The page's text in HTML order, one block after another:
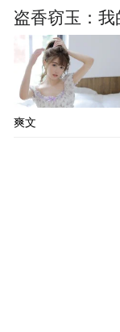
盗香窃玉：
爽文